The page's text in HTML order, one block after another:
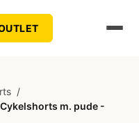
/
m. pude -